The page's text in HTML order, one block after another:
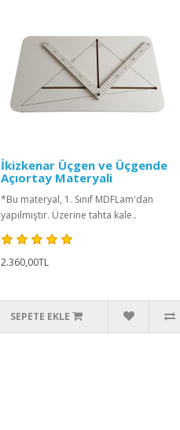
İkizkenar Üçgen ve Üçgende
Açıortay Materyali
*Bu materyal, 1. Sınıf MDFLam'dan
yapılmıştır. Üzerine tahta kale..
2.360,00TL
SEPETE EKLE